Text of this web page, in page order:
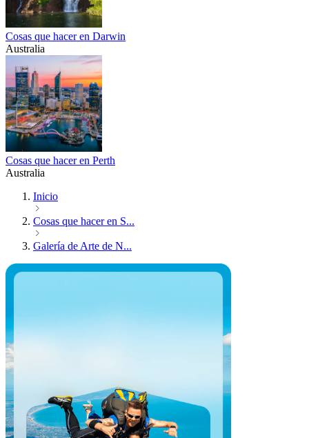
Cosas que hacer en Darwin
Australia
Cosas que hacer en Perth
Australia
Inicio
Cosas que hacer en S...
Galería de Arte de N...